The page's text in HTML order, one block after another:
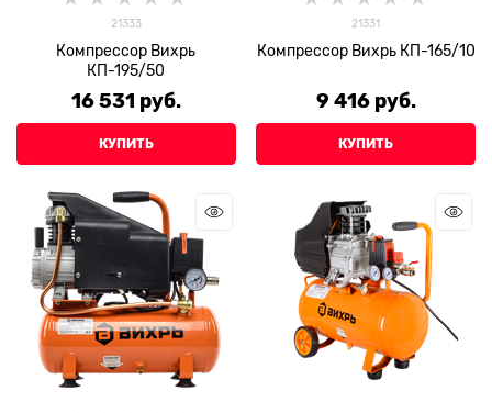
21333
Компрессор Вихрь
КП-195/50
16 531 руб.
КУПИТЬ
21331
Компрессор Вихрь КП-165/10
9 416 руб.
КУПИТЬ